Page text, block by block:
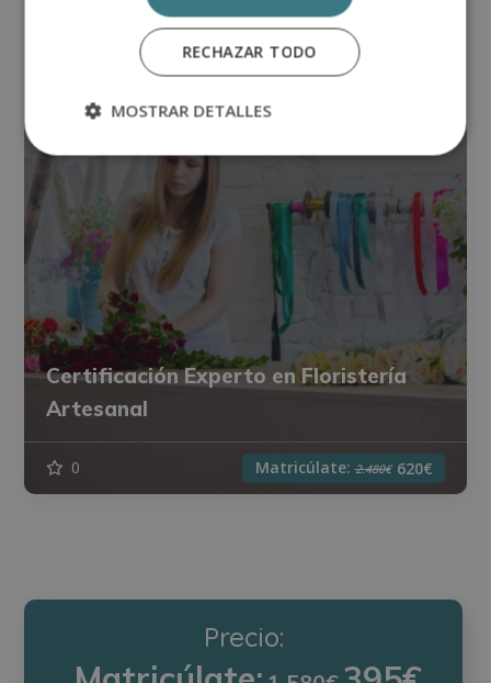
Certificación Experto en Floristería
Artesanal
0 Matricúlate:2.480€ 620€
Precio:
RECHAZAR TODO
MOSTRAR DETALLES